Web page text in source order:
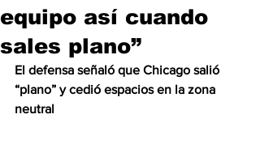
equipo así cuando
sales plano”
El defensa señaló que Chicago salió
“plano” y cedió espacios en la zona
neutral